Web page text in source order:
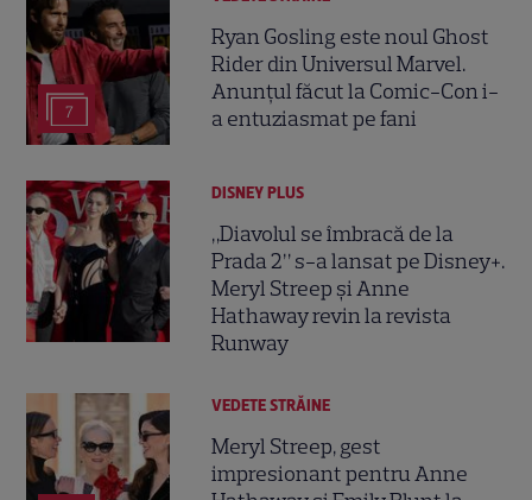
7
Ryan Gosling este noul Ghost
Rider din Universul Marvel.
Anunțul făcut la Comic-Con i-
a entuziasmat pe fani
DISNEY PLUS
„Diavolul se îmbracă de la
Prada 2” s-a lansat pe Disney+.
Meryl Streep și Anne
Hathaway revin la revista
Runway
VEDETE STRĂINE
Meryl Streep, gest
impresionant pentru Anne